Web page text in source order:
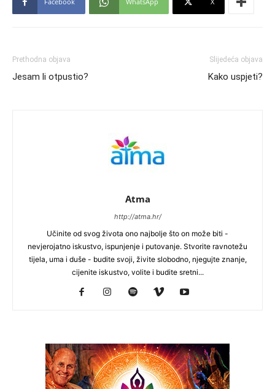
Prethodna objava
Jesam li otpustio?
Slijedeća objava
Kako uspjeti?
Atma
http://atma.hr/
Učinite od svog života ono najbolje što on može biti -
nevjerojatno iskustvo, ispunjenje i putovanje. Stvorite ravnotežu
tijela, uma i duše - budite svoji, živite slobodno, njegujte znanje,
cijenite iskustvo, volite i budite sretni...